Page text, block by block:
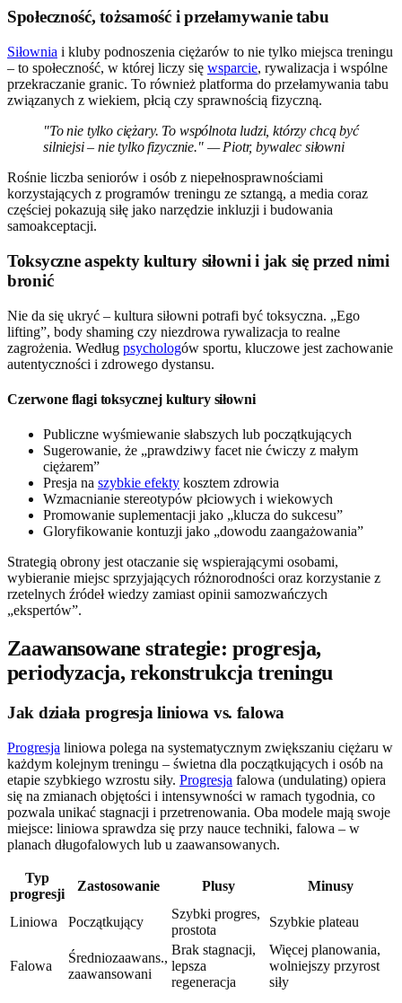
Społeczność, tożsamość i przełamywanie tabu
Siłownia i kluby podnoszenia ciężarów to nie tylko miejsca treningu
– to społeczność, w której liczy się wsparcie, rywalizacja i wspólne
przekraczanie granic. To również platforma do przełamywania tabu
związanych z wiekiem, płcią czy sprawnością fizyczną.
"To nie tylko ciężary. To wspólnota ludzi, którzy chcą być
silniejsi – nie tylko fizycznie." — Piotr, bywalec siłowni
Rośnie liczba seniorów i osób z niepełnosprawnościami
korzystających z programów treningu ze sztangą, a media coraz
częściej pokazują siłę jako narzędzie inkluzji i budowania
samoakceptacji.
Toksyczne aspekty kultury siłowni i jak się przed nimi
bronić
Nie da się ukryć – kultura siłowni potrafi być toksyczna. „Ego
lifting”, body shaming czy niezdrowa rywalizacja to realne
zagrożenia. Według psychologów sportu, kluczowe jest zachowanie
autentyczności i zdrowego dystansu.
Czerwone flagi toksycznej kultury siłowni
Publiczne wyśmiewanie słabszych lub początkujących
Sugerowanie, że „prawdziwy facet nie ćwiczy z małym
ciężarem”
Presja na szybkie efekty kosztem zdrowia
Wzmacnianie stereotypów płciowych i wiekowych
Promowanie suplementacji jako „klucza do sukcesu”
Gloryfikowanie kontuzji jako „dowodu zaangażowania”
Strategią obrony jest otaczanie się wspierającymi osobami,
wybieranie miejsc sprzyjających różnorodności oraz korzystanie z
rzetelnych źródeł wiedzy zamiast opinii samozwańczych
„ekspertów”.
Zaawansowane strategie: progresja,
periodyzacja, rekonstrukcja treningu
Jak działa progresja liniowa vs. falowa
Progresja liniowa polega na systematycznym zwiększaniu ciężaru w
każdym kolejnym treningu – świetna dla początkujących i osób na
etapie szybkiego wzrostu siły. Progresja falowa (undulating) opiera
się na zmianach objętości i intensywności w ramach tygodnia, co
pozwala unikać stagnacji i przetrenowania. Oba modele mają swoje
miejsce: liniowa sprawdza się przy nauce techniki, falowa – w
planach długofalowych lub u zaawansowanych.
Typ
progresji
Zastosowanie Plusy Minusy
Liniowa Początkujący
Szybki progres,
prostota
Szybkie plateau
Falowa
Średniozaawans.,
zaawansowani
Brak stagnacji,
lepsza
regeneracja
Więcej planowania,
wolniejszy przyrost
siły